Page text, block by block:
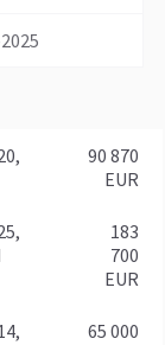
90 870
EUR
183
700
EUR
65 000